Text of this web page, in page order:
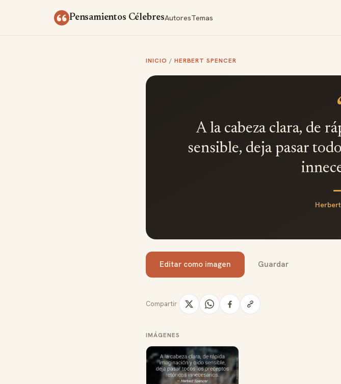
Pensamientos CélebresAutoresTemas
INICIO / HERBERT SPENCER
A la cabeza clara, de
sensible, deja pasar
Editar como imagen Guardar
Compartir
IMÁGENES